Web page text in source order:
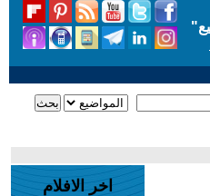
"
اخر الافلام